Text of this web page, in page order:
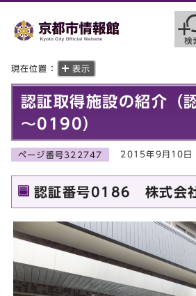
現在位置： 表示
認証取得施設の紹介（
～0190）
ページ番号322747 2015年9月10日
認証番号0186 株式会